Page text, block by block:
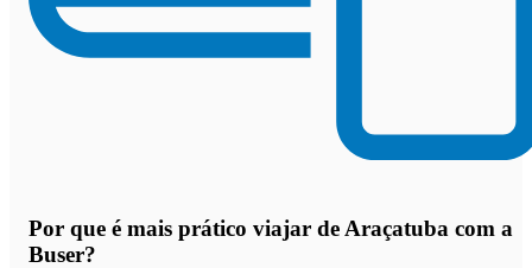
Por que é mais prático viajar de Araçatuba com a
Buser?